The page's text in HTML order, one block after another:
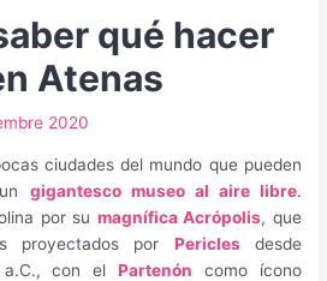
qué hacer
Atenas
2020
ciudades del mundo que pueden
gigantesco museo al aire libre.
por su magnífica Acrópolis, que
proyectados por Periclesdesde
a.C., con elPartenón como ícono